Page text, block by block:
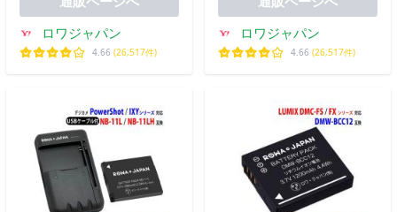
ロワジャパン
4.66 (26,517件)
ロワジャパン
4.66 (26,517件)